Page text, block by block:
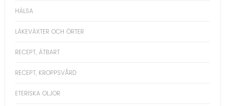
HÄLSA
LÄKEVÄXTER OCH ÖRTER
RECEPT, ÄTBART
RECEPT, KROPPSVÅRD
ETERISKA OLJOR